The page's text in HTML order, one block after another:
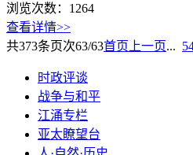
浏览次数： 1264
查看详情>>
共373条页次63/63首页 上一页...
时政评谈
战争与和平
江涌专栏
亚太瞭望台